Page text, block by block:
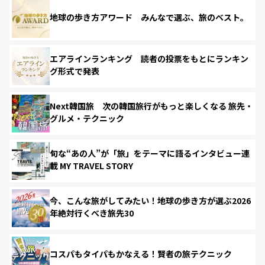
地球の歩き方アワード みんなで選ぶ、旅のベスト。
エアラインランキング 読者の投票をもとにランキン
グ形式で発表
Next韓国旅 次の韓国旅行がもっと楽しくなる 旅先・
グルメ・テクニック
旬な“あの人”が「旅」をテーマに語るインタビュー連
載 MY TRAVEL STORY
今、こんな旅がしてみたい！地球の歩き方が選ぶ2026
年絶対行くべき旅先30
コスパもタイパもかなえる！賢者の旅テクニック